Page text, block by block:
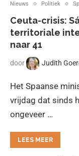
Nieuws Politiek
Ceuta-crisis:
territoriale
naar 41
door Judith
Het Spaanse
vrijdag dat sinds
ongeveer …
LEES MEER